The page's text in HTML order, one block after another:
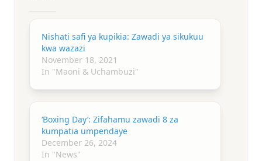
Nishati safi ya kupikia: Zawadi ya sikukuu
kwa wazazi
November 18, 2021
In "Maoni & Uchambuzi"
‘Boxing Day’: Zifahamu zawadi 8 za
kumpatia umpendaye
December 26, 2024
In "News"